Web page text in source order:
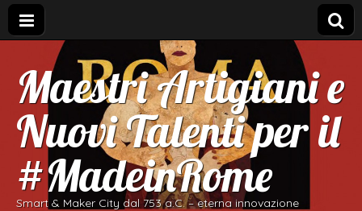
Maestri Artigiani e
Nuovi Talenti per il
#MadeinRome
Smart & Maker City dal 753 a.C. – eterna innovazione